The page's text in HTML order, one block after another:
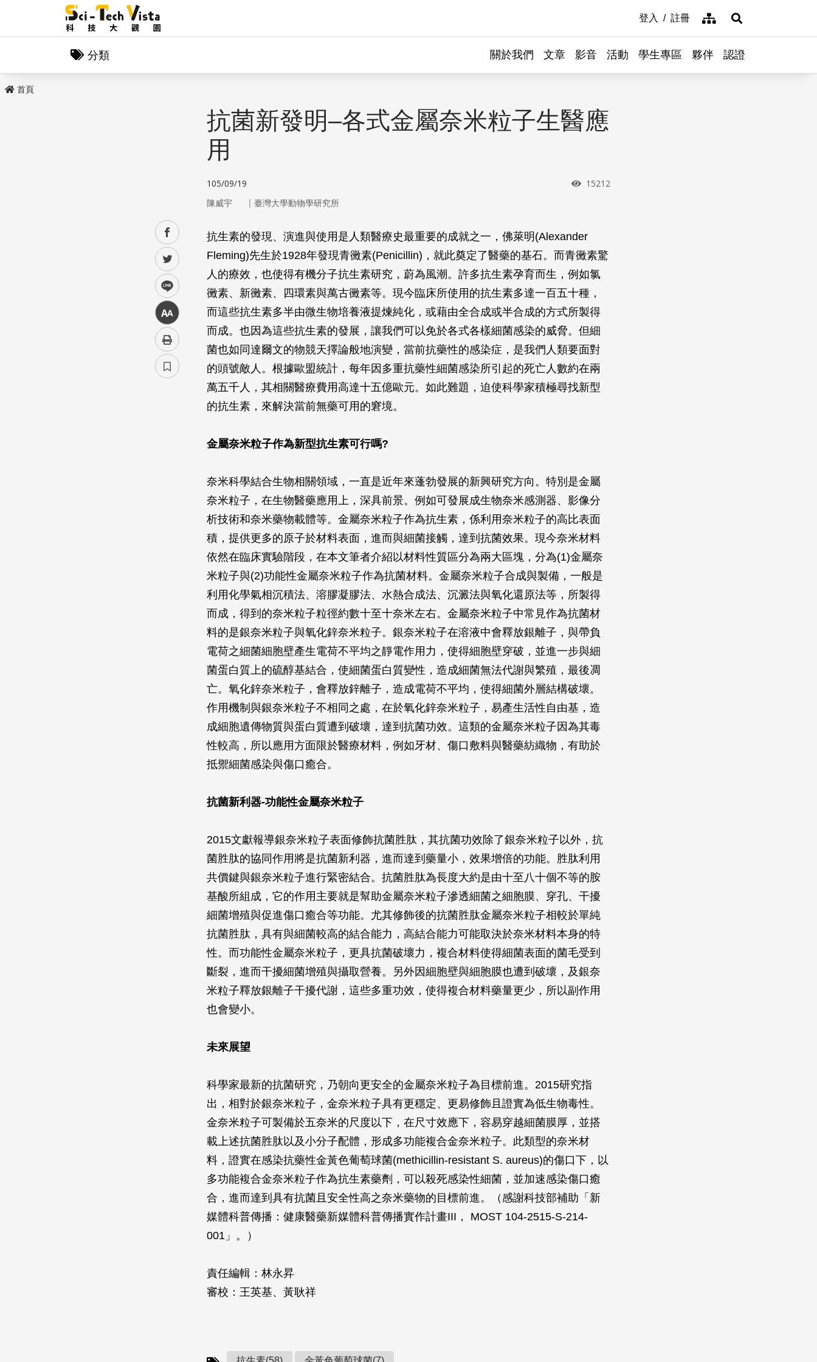
登入 註冊 網站導覽展開搜尋
分類 關於我們 文章 影音 活動 學生專區 夥伴 認證
首頁
facebook
twitter
line
中
抗菌新發明–各式金屬奈米粒子生醫應
用
105/09/19 瀏覽次數
15212
陳威宇 ｜ 臺灣大學動物學研究所
抗生素的發現、演進與使用是人類醫療史最重要的成就之一，佛萊明(Alexander
Fleming)先生於1928年發現青黴素(Penicillin)，就此奠定了醫藥的基石。而青黴素驚
人的療效，也使得有機分子抗生素研究，蔚為風潮。許多抗生素孕育而生，例如氯
黴素、新黴素、四環素與萬古黴素等。現今臨床所使用的抗生素多達一百五十種，
而這些抗生素多半由微生物培養液提煉純化，或藉由全合成或半合成的方式所製得
而成。也因為這些抗生素的發展，讓我們可以免於各式各樣細菌感染的威脅。但細
菌也如同達爾文的物競天擇論般地演變，當前抗藥性的感染症，是我們人類要面對
的頭號敵人。根據歐盟統計，每年因多重抗藥性細菌感染所引起的死亡人數約在兩
萬五千人，其相關醫療費用高達十五億歐元。如此難題，迫使科學家積極尋找新型
的抗生素，來解決當前無藥可用的窘境。
金屬奈米粒子作為新型抗生素可行嗎?
奈米科學結合生物相關領域，一直是近年來蓬勃發展的新興研究方向。特別是金屬
奈米粒子，在生物醫藥應用上，深具前景。例如可發展成生物奈米感測器、影像分
析技術和奈米藥物載體等。金屬奈米粒子作為抗生素，係利用奈米粒子的高比表面
積，提供更多的原子於材料表面，進而與細菌接觸，達到抗菌效果。現今奈米材料
依然在臨床實驗階段，在本文筆者介紹以材料性質區分為兩大區塊，分為(1)金屬奈
米粒子與(2)功能性金屬奈米粒子作為抗菌材料。金屬奈米粒子合成與製備，一般是
利用化學氣相沉積法、溶膠凝膠法、水熱合成法、沉澱法與氧化還原法等，所製得
而成，得到的奈米粒子粒徑約數十至十奈米左右。金屬奈米粒子中常見作為抗菌材
料的是銀奈米粒子與氧化鋅奈米粒子。銀奈米粒子在溶液中會釋放銀離子，與帶負
電荷之細菌細胞壁產生電荷不平均之靜電作用力，使得細胞壁穿破，並進一步與細
菌蛋白質上的硫醇基結合，使細菌蛋白質變性，造成細菌無法代謝與繁殖，最後凋
亡。氧化鋅奈米粒子，會釋放鋅離子，造成電荷不平均，使得細菌外層結構破壞。
作用機制與銀奈米粒子不相同之處，在於氧化鋅奈米粒子，易產生活性自由基，造
成細胞遺傳物質與蛋白質遭到破壞，達到抗菌功效。這類的金屬奈米粒子因為其毒
性較高，所以應用方面限於醫療材料，例如牙材、傷口敷料與醫藥紡織物，有助於
抵禦細菌感染與傷口癒合。
抗菌新利器-功能性金屬奈米粒子
2015文獻報導銀奈米粒子表面修飾抗菌胜肽，其抗菌功效除了銀奈米粒子以外，抗
菌胜肽的協同作用將是抗菌新利器，進而達到藥量小，效果增倍的功能。胜肽利用
共價鍵與銀奈米粒子進行緊密結合。抗菌胜肽為長度大約是由十至八十個不等的胺
基酸所組成，它的作用主要就是幫助金屬奈米粒子滲透細菌之細胞膜、穿孔、干擾
細菌增殖與促進傷口癒合等功能。尤其修飾後的抗菌胜肽金屬奈米粒子相較於單純
抗菌胜肽，具有與細菌較高的結合能力，高結合能力可能取決於奈米材料本身的特
性。而功能性金屬奈米粒子，更具抗菌破壞力，複合材料使得細菌表面的菌毛受到
斷裂，進而干擾細菌增殖與攝取營養。另外因細胞壁與細胞膜也遭到破壞，及銀奈
米粒子釋放銀離子干擾代謝，這些多重功效，使得複合材料藥量更少，所以副作用
也會變小。
未來展望
科學家最新的抗菌研究，乃朝向更安全的金屬奈米粒子為目標前進。2015研究指
出，相對於銀奈米粒子，金奈米粒子具有更穩定、更易修飾且證實為低生物毒性。
金奈米粒子可製備於五奈米的尺度以下，在尺寸效應下，容易穿越細菌膜厚，並搭
載上述抗菌胜肽以及小分子配體，形成多功能複合金奈米粒子。此類型的奈米材
料，證實在感染抗藥性金黃色葡萄球菌(methicillin-resistant S. aureus)的傷口下，以
多功能複合金奈米粒子作為抗生素藥劑，可以殺死感染性細菌，並加速感染傷口癒
合，進而達到具有抗菌且安全性高之奈米藥物的目標前進。（感謝科技部補助「新
媒體科普傳播：健康醫藥新媒體科普傳播實作計畫III， MOST 104-2515-S-214-
001」。）
責任編輯：林永昇
審校：王英基、黃耿祥